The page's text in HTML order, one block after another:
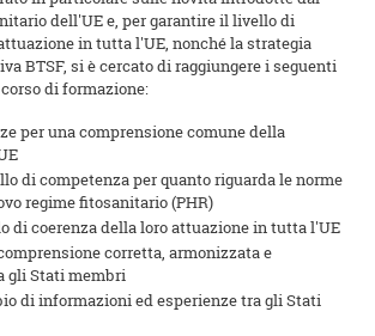
dell'UE e, per garantire il livello di
in tutta l'UE, nonché la strategia
BTSF, si è cercato di raggiungere i seguenti
di formazione:
per una comprensione comune della
di competenza per quanto riguarda le norme
regime fitosanitario (PHR)
di coerenza della loro attuazione in tutta l'UE
corretta, armonizzata e
gli Stati membri
di informazioni ed esperienze tra gli Stati